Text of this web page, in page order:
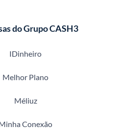
do Grupo CASH3
IDinheiro
Melhor Plano
Méliuz
Conexão